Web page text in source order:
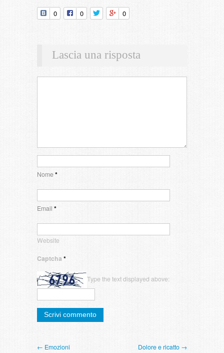
0 0 0
Lascia una risposta
Nome*
Email *
Website
Captcha *
Type the text displayed above:
← Emozioni Dolore e ricatto →